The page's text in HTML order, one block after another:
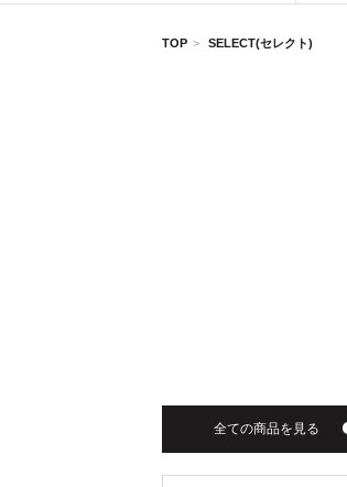
TOP SELECT(セレクト)
全ての商品を見る